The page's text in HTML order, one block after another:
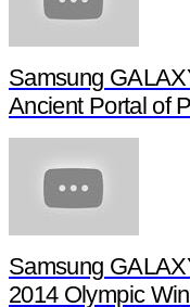
Samsung
Ancient Portal of
Samsung
2014 Olympic